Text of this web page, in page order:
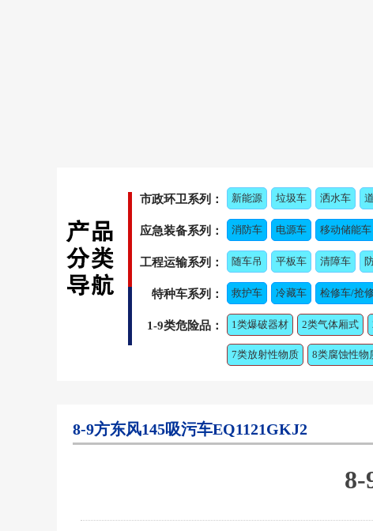
市政环卫系列： 新能源 垃圾车 洒水车
应急装备系列： 消防车 电源车 移动储能车
工程运输系列： 随车吊 平板车 清障车
特种车系列： 救护车 冷藏车 检修车/抢
1-9类危险品： 1类爆破器材 2类气体厢式
7类放射性物质 8类腐蚀性物
8-9方东风145吸污车EQ1121GKJ2
8-